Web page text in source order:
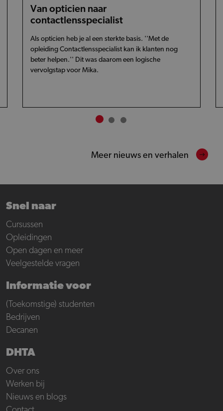
Van opticien naar
contactlensspecialist
Als opticien heb je al een sterkte basis. ''Met de
opleiding Contactlensspecialist kan ik klanten nog
beter helpen.'' Dit was daarom een logische
vervolgstap voor Mika.
Meer nieuws en verhalen
Snel naar
Cursussen
Opleidingen
Open dagen en meer
Veelgestelde vragen
Informatie voor
(Toekomstige) studenten
Bedrijven
Decanen
DHTA
Over ons
Werken bij
Nieuws en blogs